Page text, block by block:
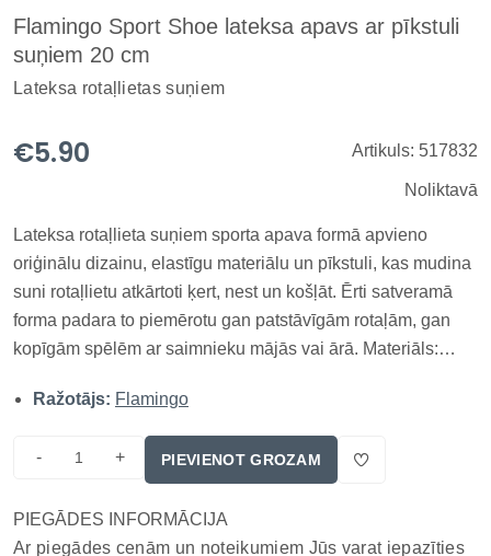
Flamingo Sport Shoe lateksa apavs ar pīkstuli
suņiem 20 cm
Lateksa rotaļlietas suņiem
€5.90 Artikuls: 517832
Noliktavā
Lateksa rotaļlieta suņiem sporta apava formā apvieno
oriģinālu dizainu, elastīgu materiālu un pīkstuli, kas mudina
suni rotaļlietu atkārtoti ķert, nest un košļāt. Ērti satveramā
forma padara to piemērotu gan patstāvīgām rotaļām, gan
kopīgām spēlēm ar saimnieku mājās vai ārā. Materiāls:
priekam Ražotājs: Flamingo, Beļģija
Ražotājs: Flamingo
- + PIEVIENOT GROZAM
PIEGĀDES INFORMĀCIJA
Ar piegādes cenām un noteikumiem Jūs varat iepazīties